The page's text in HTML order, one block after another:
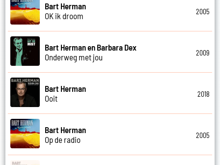
Bart Herman
OK ik droom
2005
Bart Herman en Barbara Dex
Onderweg met jou
2009
Bart Herman
Ooit
2018
Bart Herman
Op de radio
2005